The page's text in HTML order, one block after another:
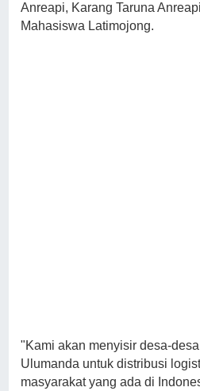
Anreapi, Karang Taruna
Mahasiswa Latimojong.
"Kami akan menyisir desa-
Ulumanda untuk distribusi
masyarakat yang ada di